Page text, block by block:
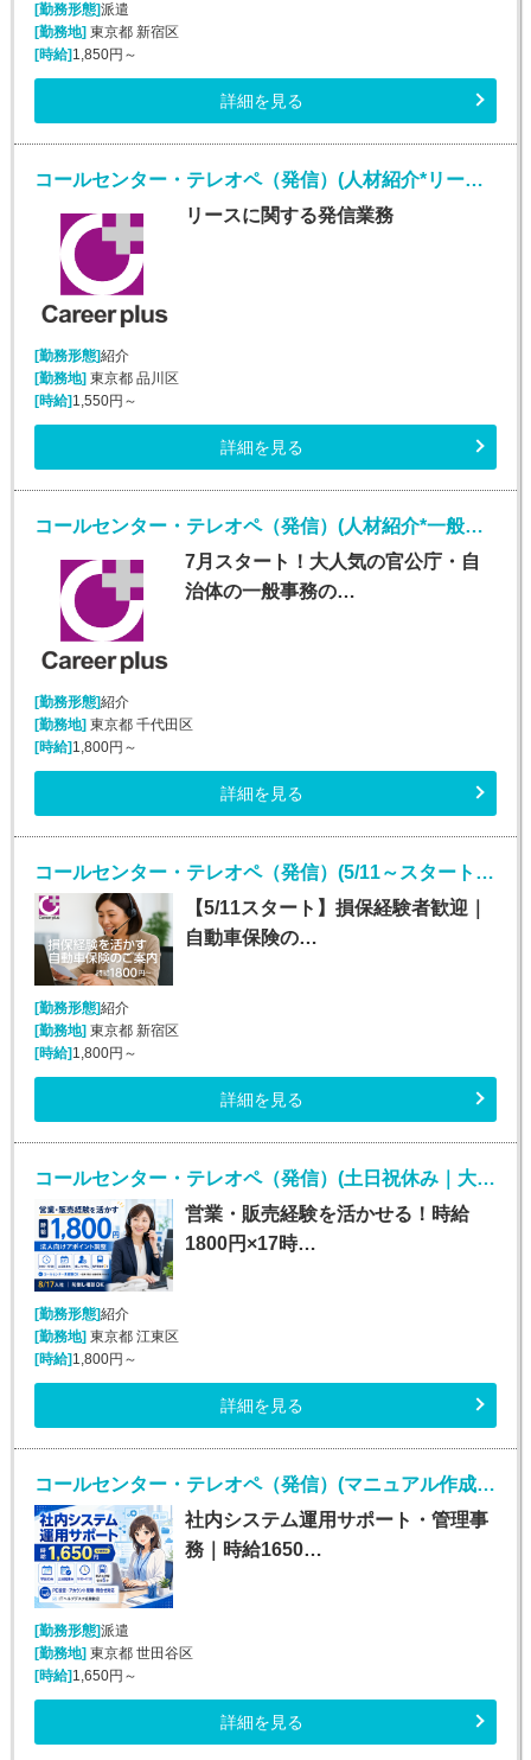
[勤務形態]派遣
[勤務地] 東京都 新宿区
[時給] 1,850円～
詳細を見る
コールセンター・テレオペ（発信）(人材紹介*リースオペレーター業務*安定収入*大崎勤務)
リースに関する発信業務
[勤務形態]紹介
[勤務地] 東京都 品川区
[時給] 1,550円～
詳細を見る
コールセンター・テレオペ（発信）(人材紹介*一般事務、審査案件*安定収入*大手町勤務)
7月スタート！大人気の官公庁・自
治体の一般事務の…
[勤務形態]紹介
[勤務地]東京都 千代田区
[時給]1,800円～
詳細を見る
コールセンター・テレオペ（発信）(5/11～スタート！安定して長期で働ける！)
【5/11スタート】損保経験者歓迎｜
自動車保険の…
[勤務形態]紹介
[勤務地]東京都 新宿区
[時給]1,800円～
詳細を見る
コールセンター・テレオペ（発信）(土日祝休み｜大手損保のインサイドセールス業務)
営業・販売経験を活かせる！時給
1800円×17時…
[勤務形態]紹介
[勤務地]東京都 江東区
[時給]1,800円～
詳細を見る
コールセンター・テレオペ（発信）(マニュアル作成*研修担当業務*一般事務*週5日*高時給)
社内システム運用サポート・管理事
務｜時給1650…
[勤務形態]派遣
[勤務地] 東京都 世田谷区
[時給] 1,650円～
詳細を見る